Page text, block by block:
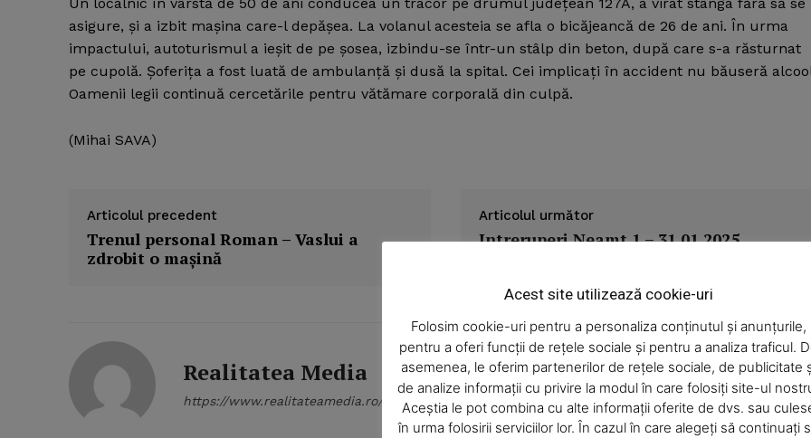
asigure, şi a izbit maşina care-l depăşea. La volanul acesteia se afla o bicăjeancă de 26 de ani. În urma
impactului, autoturismul a ieşit de pe şosea, izbindu-se într-un stâlp din beton, după care s-a răsturnat
pe cupolă. Şoferiţa a fost luată de ambulanţă şi dusă la spital. Cei implicaţi în accident nu băuseră
Oamenii legii continuă cercetările pentru vătămare corporală din culpă.
(Mihai SAVA)
Articolul precedent
Trenul personal Roman – Vaslui a
zdrobit o maşină
Articolul următor
Intreruperi Neamt 1 – 31.01.2025
Realitatea Media
https://www.realitateamedia.ro/
Acest site utilizează cookie-uri
Folosim cookie-uri pentru a personaliza conținutul și anunțurile,
pentru a oferi funcții de rețele sociale și pentru a analiza traficul.
asemenea, le oferim partenerilor de rețele sociale, de publicitate
de analize informații cu privire la modul în care folosiți site-ul
Aceștia le pot combina cu alte informații oferite de dvs. sau
în urma folosirii serviciilor lor. În cazul în care alegeți să continuați